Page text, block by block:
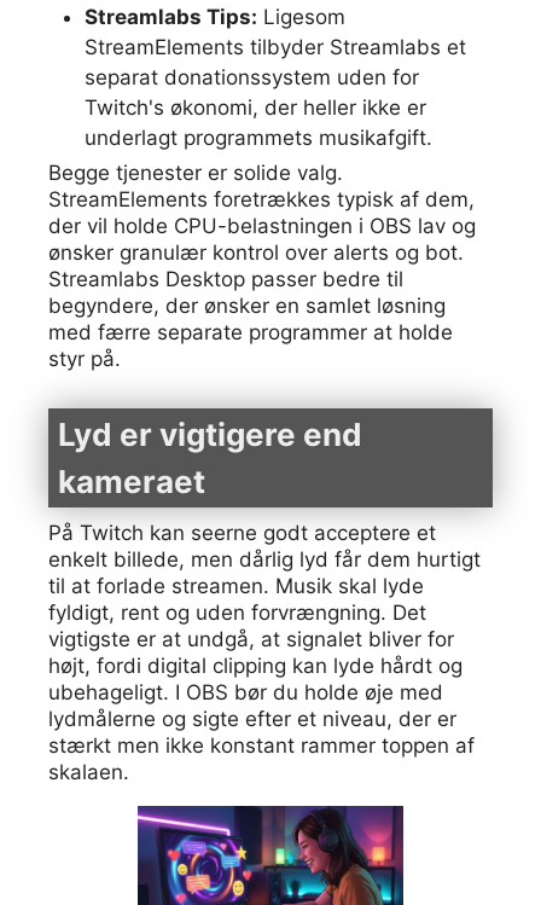
Streamlabs Tips: Ligesom
StreamElements tilbyder Streamlabs et
separat donationssystem uden for
Twitch's økonomi, der heller ikke er
underlagt programmets musikafgift.
Begge tjenester er solide valg.
StreamElements foretrækkes typisk af dem,
der vil holde CPU-belastningen i OBS lav og
ønsker granulær kontrol over alerts og bot.
Streamlabs Desktop passer bedre til
begyndere, der ønsker en samlet løsning
med færre separate programmer at holde
styr på.
Lyd er vigtigere end
kameraet
På Twitch kan seerne godt acceptere et
enkelt billede, men dårlig lyd får dem hurtigt
til at forlade streamen. Musik skal lyde
fyldigt, rent og uden forvrængning. Det
vigtigste er at undgå, at signalet bliver for
højt, fordi digital clipping kan lyde hårdt og
ubehageligt. I OBS bør du holde øje med
lydmålerne og sigte efter et niveau, der er
stærkt men ikke konstant rammer toppen af
skalaen.